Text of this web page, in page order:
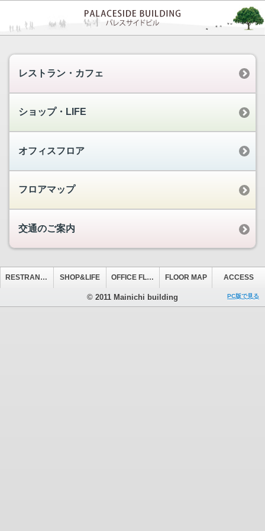
レストラン・カフェ
ショップ・LIFE
オフィスフロア
フロアマップ
交通のご案内
RESTRANT&CAFE SHOP&LIFE OFFICE FLOOR FLOOR MAP ACCESS
© 2011 Mainichi building PC版で見る